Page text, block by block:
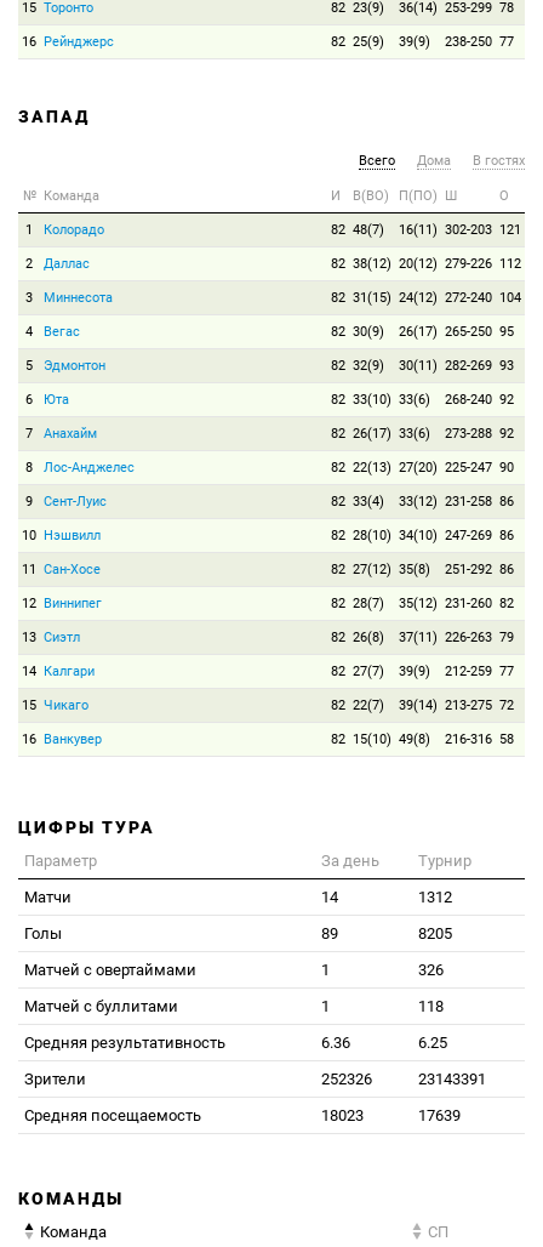
15 Торонто 82 23(9) 36(14) 253-299 78
16 Рейнджерс 82 25(9) 39(9) 238-250 77
ЗАПАД
Всего Дома В гостях
№ Команда И В(ВО) П(ПО) Ш О
1 Колорадо 82 48(7) 16(11) 302-203 121
2 Даллас 82 38(12) 20(12) 279-226 112
3 Миннесота 82 31(15) 24(12) 272-240 104
4 Вегас 82 30(9) 26(17) 265-250 95
5 Эдмонтон 82 32(9) 30(11) 282-269 93
6 Юта 82 33(10) 33(6) 268-240 92
7 Анахайм 82 26(17) 33(6) 273-288 92
8 Лос-Анджелес 82 22(13) 27(20) 225-247 90
9 Сент-Луис 82 33(4) 33(12) 231-258 86
10 Нэшвилл 82 28(10) 34(10) 247-269 86
11 Сан-Хосе 82 27(12) 35(8) 251-292 86
12 Виннипег 82 28(7) 35(12) 231-260 82
13 Сиэтл 82 26(8) 37(11) 226-263 79
14 Калгари 82 27(7) 39(9) 212-259 77
15 Чикаго 82 22(7) 39(14) 213-275 72
16 Ванкувер 82 15(10) 49(8) 216-316 58
ЦИФРЫ ТУРА
Параметр За день
Турнир
Матчи
14
1312
Голы
89
8205
Матчей с овертаймами
1
326
Матчей с буллитами
1
118
Средняя результативность
6.36
6.25
Зрители
252326
23143391
Средняя посещаемость
18023 17639
КОМАНДЫ
Команда СП